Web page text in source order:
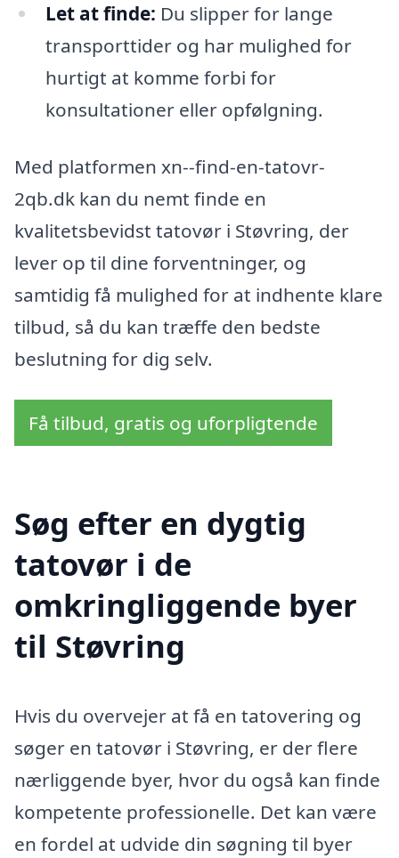
Let at finde: Du slipper for lange
transporttider og har mulighed for
hurtigt at komme forbi for
konsultationer eller opfølgning.
Med platformen xn--find-en-tatovr-
2qb.dk kan du nemt finde en
kvalitetsbevidst tatovør i Støvring, der
lever op til dine forventninger, og
samtidig få mulighed for at indhente klare
tilbud, så du kan træffe den bedste
beslutning for dig selv.
Få tilbud, gratis og uforpligtende
Søg efter en dygtig
tatovør i de
omkringliggende byer
til Støvring
Hvis du overvejer at få en tatovering og
søger en tatovør i Støvring, er der flere
nærliggende byer, hvor du også kan finde
kompetente professionelle. Det kan være
en fordel at udvide din søgning til byer